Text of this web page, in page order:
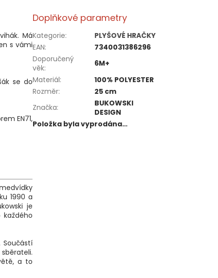
Má
s vámi
se do
EN71,
1990 a
je
a to
Doplňkové parametry
Kategorie:
PLYŠOVÉ HRAČKY
EAN:
7340031386296
Doporučený
věk:
6M+
Materiál:
100% POLYESTER
Rozměr:
25 cm
Značka:
BUKOWSKI
DESIGN
Položka byla vyprodána…